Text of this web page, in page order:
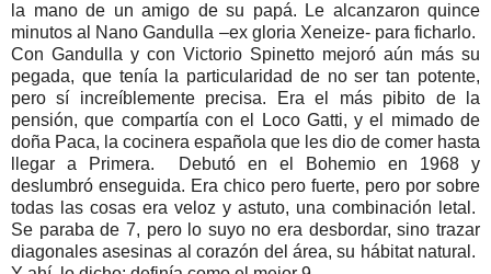
la mano de un amigo de su papá. Le alcanzaron quince
minutos al Nano Gandulla –ex gloria Xeneize- para ficharlo.
Con Gandulla y con Victorio Spinetto mejoró aún más su
pegada, que tenía la particularidad de no ser tan potente,
pero sí increíblemente precisa. Era el más pibito de la
pensión, que compartía con el Loco Gatti, y el mimado de
doña Paca, la cocinera española que les dio de comer hasta
llegar a Primera. Debutó en el Bohemio en 1968 y
deslumbró enseguida. Era chico pero fuerte, pero por sobre
todas las cosas era veloz y astuto, una combinación letal.
Se paraba de 7, pero lo suyo no era desbordar, sino trazar
diagonales asesinas al corazón del área, su hábitat natural.